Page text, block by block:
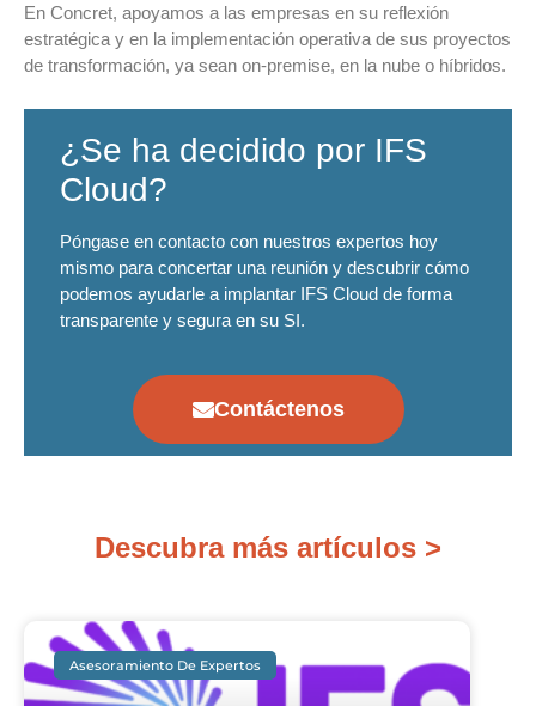
En Concret, apoyamos a las empresas en su reflexión
estratégica y en la implementación operativa de sus proyectos
de transformación, ya sean on-premise, en la nube o híbridos.
¿Se ha decidido por IFS
Cloud?
Póngase en contacto con nuestros expertos hoy
mismo para concertar una reunión y descubrir cómo
podemos ayudarle a implantar IFS Cloud de forma
transparente y segura en su SI.
Contáctenos
Descubra más artículos >
Asesoramiento De Expertos